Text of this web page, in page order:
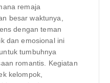
remaja
besar waktunya,
dengan teman
dan emosional ini
tumbuhnya
romantis. Kegiatan
kelompok,